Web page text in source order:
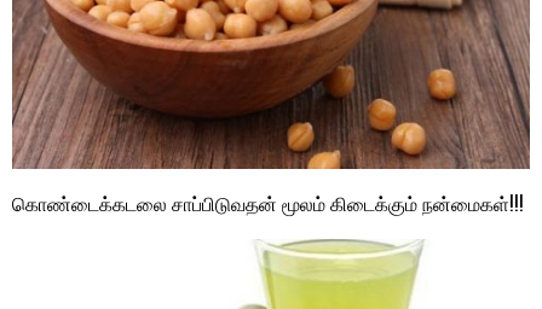
கொண்டைக்கடலை சாப்பிடுவதன் மூலம் கிடைக்கும் நன்மைகள்!!!